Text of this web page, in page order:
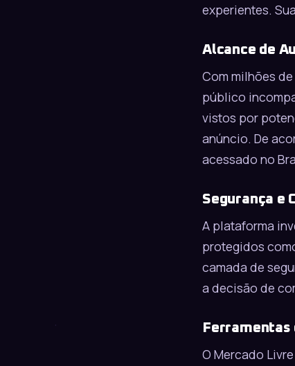
experientes.
Alcance de
Com milhões
público
vistos por
anúncio. De
acessado no
Segurança e
A plataforma
protegidos
camada de
a decisão de
Ferramentas
O Mercado Livre